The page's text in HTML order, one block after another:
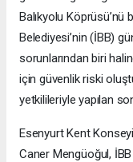
Balıkyolu
Belediyesi’nin (İBB)
sorunlarından biri
için güvenlik riski
yetkilileriyle yapılan
Esenyurt Kent
Caner Mengüoğul,